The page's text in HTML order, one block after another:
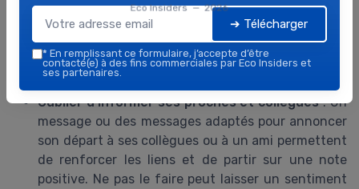
personnes sous-estiment l’importance d’anticiper
leur budget pour la retraite. Il est essentiel
d’évaluer ses besoins réels, de vérifier ses droits et
de simuler ses futurs revenus pour éviter les
mauvaises surprises.
Oublier d’informer ses proches et collègues: Un
message ou des messages adaptés pour annoncer
son départ à ses collègues ou à un ami permettent
de renforcer les liens et de partir sur une note
positive. Ne pas le faire peut laisser un sentiment
Eco Insiders — 2026
➔ Télécharger
* En remplissant ce formulaire, j’accepte d’être
contacté(e) à des fins commerciales par Eco Insiders et
ses partenaires.